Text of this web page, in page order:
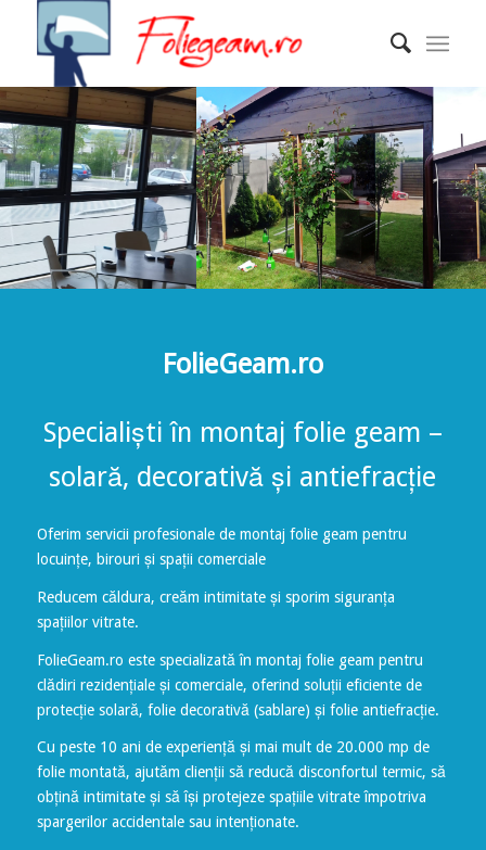
FolieGeam.ro
Specialiști în montaj folie geam –
solară, decorativă și antiefracție
Oferim servicii profesionale de montaj folie geam pentru
locuințe, birouri și spații comerciale
Reducem căldura, creăm intimitate și sporim siguranța
spațiilor vitrate.
FolieGeam.ro este specializată în montaj folie geam pentru
clădiri rezidențiale și comerciale, oferind soluții eficiente de
protecție solară, folie decorativă (sablare) și folie antiefracție.
Cu peste 10 ani de experiență și mai mult de 20.000 mp de
folie montată, ajutăm clienții să reducă disconfortul termic, să
obțină intimitate și să își protejeze spațiile vitrate împotriva
spargerilor accidentale sau intenționate.